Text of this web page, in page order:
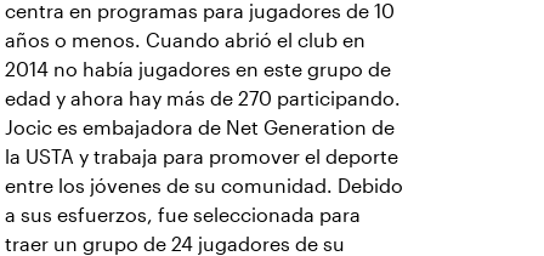
centra en programas para jugadores de 10
años o menos. Cuando abrió el club en
2014 no había jugadores en este grupo de
edad y ahora hay más de 270 participando.
Jocic es embajadora de Net Generation de
la USTA y trabaja para promover el deporte
entre los jóvenes de su comunidad. Debido
a sus esfuerzos, fue seleccionada para
traer un grupo de 24 jugadores de su